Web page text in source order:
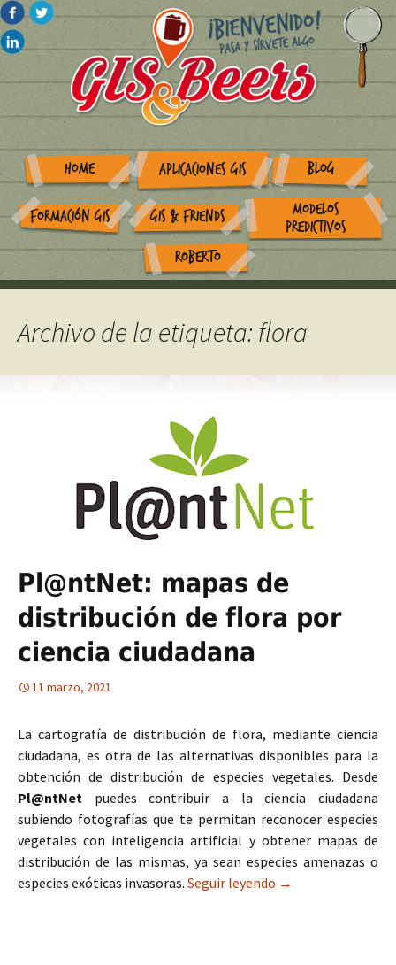
HOME APLICACIONES GIS BLOG
FORMACIÓN GIS GIS & FRIENDS
MODELOS
PREDICTIVOS
ROBERTO
Archivo de la etiqueta: flora
Pl@ntNet: mapas de
distribución de flora por
ciencia ciudadana
11 marzo, 2021
La cartografía de distribución de flora, mediante ciencia
ciudadana, es otra de las alternativas disponibles para la
obtención de distribución de especies vegetales. Desde
Pl@ntNet puedes contribuir a la ciencia ciudadana
subiendo fotografías que te permitan reconocer especies
vegetales con inteligencia artificial y obtener mapas de
distribución de las mismas, ya sean especies amenazas o
especies exóticas invasoras. Seguir leyendo Pl@ntNet: mapas
→